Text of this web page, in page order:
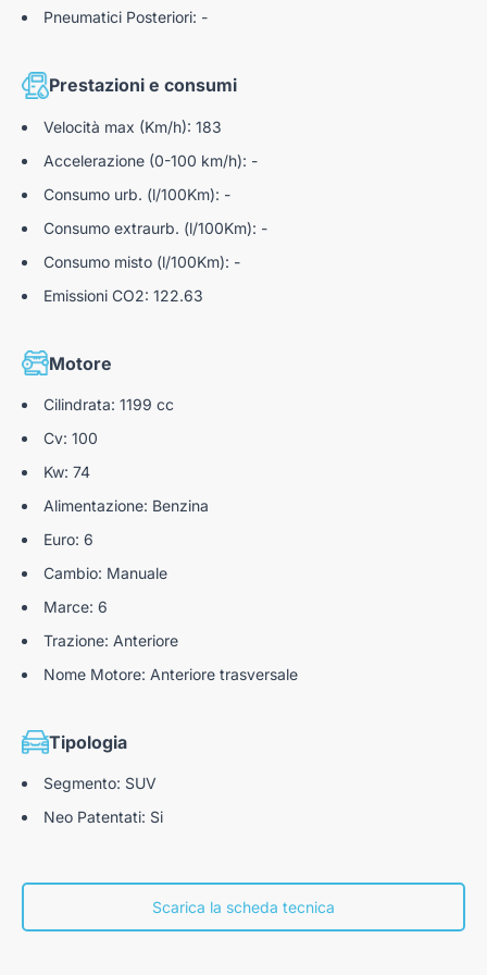
Pneumatici Posteriori: -
Prestazioni e consumi
Velocità max (Km/h): 183
Accelerazione (0-100 km/h): -
Consumo urb. (l/100Km): -
Consumo extraurb. (l/100Km): -
Consumo misto (l/100Km): -
Emissioni CO2: 122.63
Motore
Cilindrata: 1199 cc
Cv: 100
Kw: 74
Alimentazione: Benzina
Euro: 6
Cambio: Manuale
Marce: 6
Trazione: Anteriore
Nome Motore: Anteriore trasversale
Tipologia
Segmento: SUV
Neo Patentati: Si
Scarica la scheda tecnica